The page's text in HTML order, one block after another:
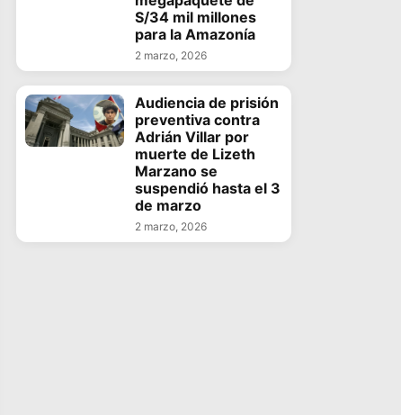
S/34 mil millones
para la Amazonía
2 marzo, 2026
Audiencia de prisión
preventiva contra
Adrián Villar por
muerte de Lizeth
Marzano se
suspendió hasta el 3
de marzo
2 marzo, 2026